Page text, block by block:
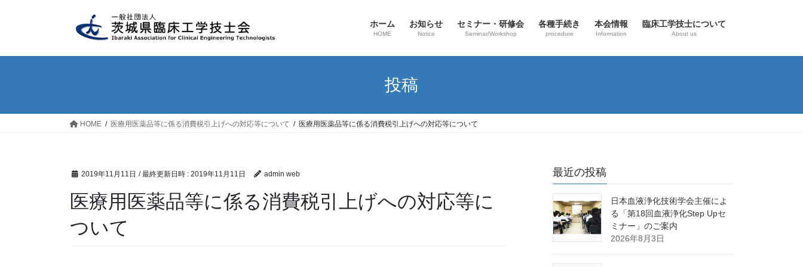
ホーム
HOME
お知らせ
Notice
セミナー・研修会
Seminar/Workshop
各種手続き
procedure
本会情報
Information
臨床工学技士について
About us
投稿
HOME 医療用医薬品等に係る消費税引上げへの対応等について 医療用医薬品等に係る消費税引上げへの対応等について
2019年11月11日 / 最終更新日時 : 2019年11月11日 admin web
医療用医薬品等に係る消費税引上げへの対応等に
ついて
最近の投稿
日本血液浄化技術学会主催によ
る「第18回血液浄化Step Upセ
ミナー」のご案内
2026年8月3日